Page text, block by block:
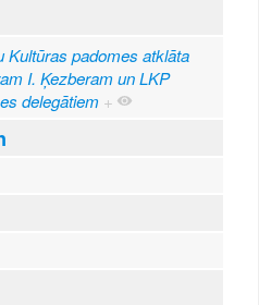
Kultūras padomes atklāta
I. Ķezberam un LKP
delegātiem +